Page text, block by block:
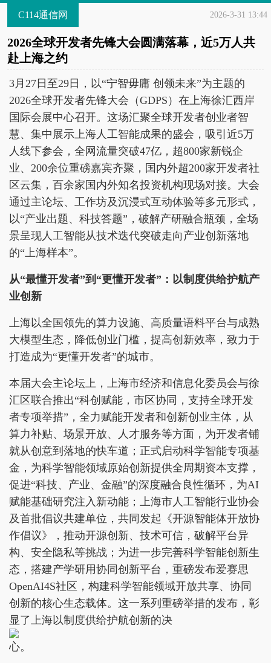
C114通信网 2026-3-31 13:44
2026全球开发者先锋大会圆满落幕，近5万人共
赴上海之约
3月27日至29日，以“宁智毋庸 创领未来”为主题的
2026全球开发者先锋大会（GDPS）在上海徐汇西岸
国际会展中心召开。这场汇聚全球开发者创业者智
慧、集中展示上海人工智能成果的盛会，吸引近5万
人线下参会，全网流量突破47亿，超800家新锐企
业、200余位重磅嘉宾齐聚，国内外超200家开发者社
区云集，百余家国内外知名投资机构现场对接。大会
通过主论坛、工作坊及沉浸式互动体验等多元形式，
以“产业出题、科技答题”，破解产研融合瓶颈，全场
景呈现人工智能从技术迭代突破走向产业创新落地
的“上海样本”。
从“最懂开发者”到“更懂开发者”：以制度供给护航产
业创新
上海以全国领先的算力设施、高质量语料平台与成熟
大模型生态，降低创业门槛，提高创新效率，致力于
打造成为“更懂开发者”的城市。
本届大会主论坛上，上海市经济和信息化委员会与徐
汇区联合推出“科创赋能，市区协同，支持全球开发
者专项举措”，全力赋能开发者和创新创业主体，从
算力补贴、场景开放、人才服务等方面，为开发者铺
就从创意到落地的快车道；正式启动科学智能专项基
金，为科学智能领域原始创新提供全周期资本支撑，
促进“科技、产业、金融”的深度融合良性循环，为AI
赋能基础研究注入新动能；上海市人工智能行业协会
及首批倡议共建单位，共同发起《开源智能体开放协
作倡议》，推动开源创新、技术可信，破解平台异
构、安全隐私等挑战；为进一步完善科学智能创新生
态，搭建产学研用协同创新平台，重磅发布爱赛思
OpenAI4S社区，构建科学智能领域开放共享、协同
创新的核心生态载体。这一系列重磅举措的发布，彰
显了上海以制度供给护航创新的决
心。